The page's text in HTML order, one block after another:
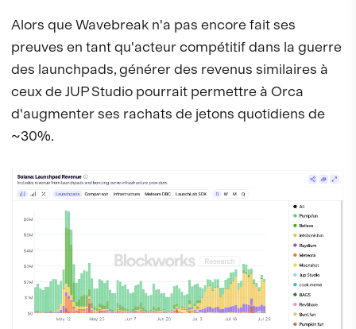
Alors que Wavebreak n'a pas encore fait ses
preuves en tant qu'acteur compétitif dans la guerre
des launchpads, générer des revenus similaires à
ceux de JUP Studio pourrait permettre à Orca
d'augmenter ses rachats de jetons quotidiens de
~30%.